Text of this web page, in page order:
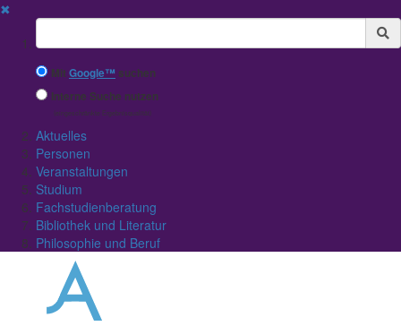
✖
Suchbegriff
MitGoogle™ suchen
Interne Suche nutzen
(eingeschränkte Ergebnisqualität)
Aktuelles
Personen
Veranstaltungen
Studium
Fachstudienberatung
Bibliothek und Literatur
Philosophie und Beruf